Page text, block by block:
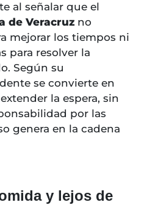
al señalar que el
de Veracruz no
mejorar los tiempos ni
para resolver la
Según su
se convierte en
la espera, sin
por las
genera en la cadena
y lejos de